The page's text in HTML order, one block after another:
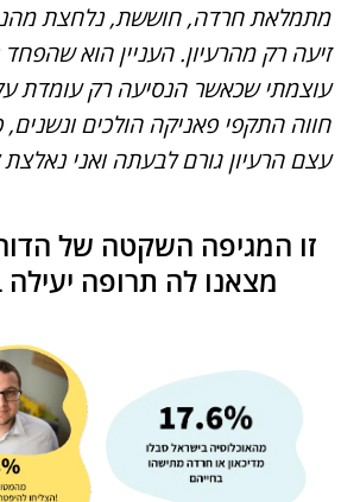
מתמלאת חרדה, חוששת, נלחצת
זיעה רק מהרעיון. העניין הוא
עוצמתי שכאשר הנסיעה רק עומדת
חווה התקפי פאניקה הולכים
עצם הרעיון גורם לבעתה ואני נאלצת
זו המגיפה השקטה של
מצאנו לה תרופה יעילה